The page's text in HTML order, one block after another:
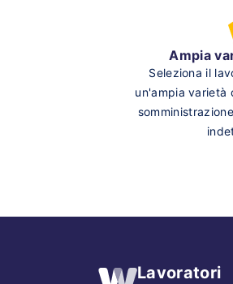
Ampia
Seleziona il
un'ampia varietà
Lavoratori